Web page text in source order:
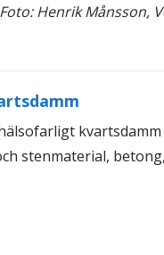
Foto: Henrik Månsson,
stenmaterial,